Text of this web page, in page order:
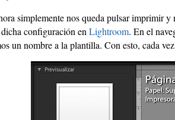
simplemente nos queda pulsar imprimir
configuración enLightroom. En el
un nombre a la plantilla. Con esto, cada